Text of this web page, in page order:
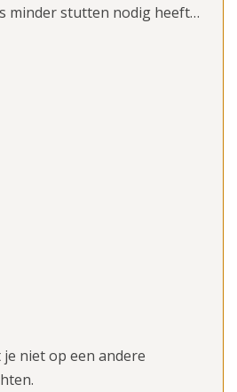
minder stutten nodig heeft…
niet op een andere